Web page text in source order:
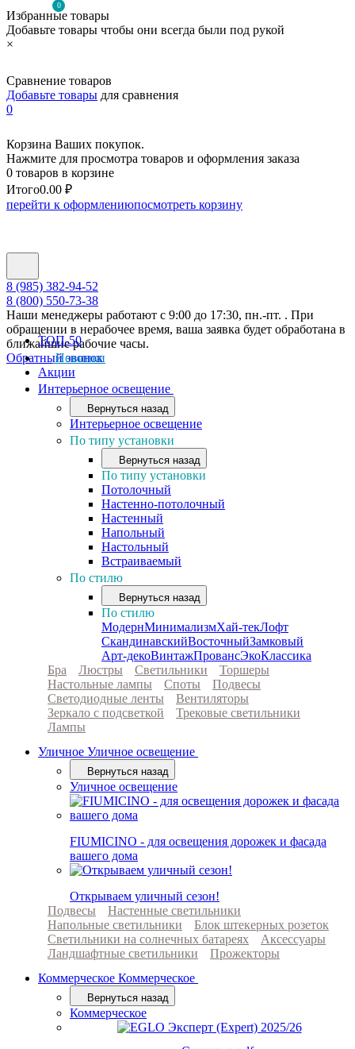
0
Избранные товары
Добавьте товары чтобы они всегда были под рукой
×
Сравнение товаров
Добавьте товары для сравнения
0
Корзина Ваших покупок.
Нажмите для просмотра товаров и оформления заказа
0 товаров в корзине
Итого0.00 ₽
перейти к оформлениюпосмотреть корзину
8 (985) 382-94-52
8 (800) 550-73-38
Наши менеджеры работают с 9:00 до 17:30, пн.-пт. . При
обращении в нерабочее время, ваша заявка будет обработана в
ближайшие рабочие часы.
Обратный звонок
ТОП-50
Новинки
Акции
Интерьерное освещение
Вернуться назад
Интерьерное освещение
По типу установки
Вернуться назад
По типу установки
Потолочный
Настенно-потолочный
Настенный
Напольный
Настольный
Встраиваемый
По стилю
Вернуться назад
По стилю
МодернМинимализмХай-текЛофт
СкандинавскийВосточныйЗамковый
Арт-декоВинтажПровансЭкоКлассика
Бра
Люстры Светильники
Торшеры
Настольные лампы
Споты
Подвесы
Светодиодные ленты
Вентиляторы
Зеркало с подсветкой
Трековые светильники
Лампы
Уличное Уличное освещение
Вернуться назад
Уличное освещение
FIUMICINO - для освещения дорожек и фасада
вашего дома
Открываем уличный сезон!
Подвесы
Настенные светильники
Напольные светильники
Блок штекерных розеток
Светильники на солнечных батареях
Аксессуары
Ландшафтные светильники
Прожекторы
Коммерческое Коммерческое
Вернуться назад
Коммерческое